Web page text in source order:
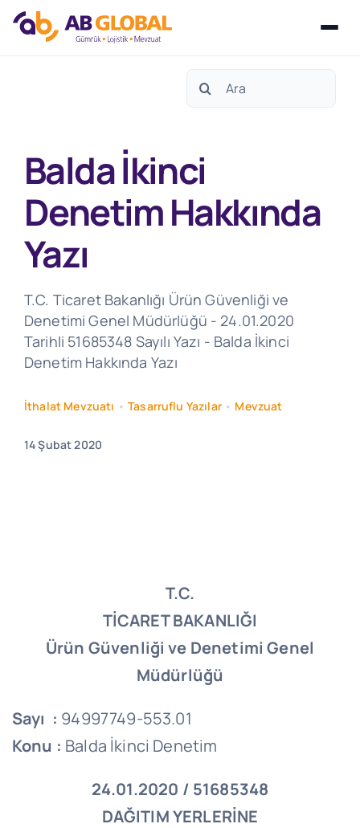
Search
Balda İkinci
Denetim Hakkında
Yazı
T.C. Ticaret Bakanlığı Ürün Güvenliği ve
Denetimi Genel Müdürlüğü - 24.01.2020
Tarihli 51685348 Sayılı Yazı - Balda İkinci
Denetim Hakkında Yazı
İthalat Mevzuatı •Tasarruflu Yazılar• Mevzuat
14 Şubat 2020
T.C.
TİCARET BAKANLIĞI
Ürün Güvenliği ve Denetimi Genel
Müdürlüğü
Sayı : 94997749-553.01
Konu : Balda İkinci Denetim
24.01.2020 / 51685348
DAĞITIM YERLERİNE